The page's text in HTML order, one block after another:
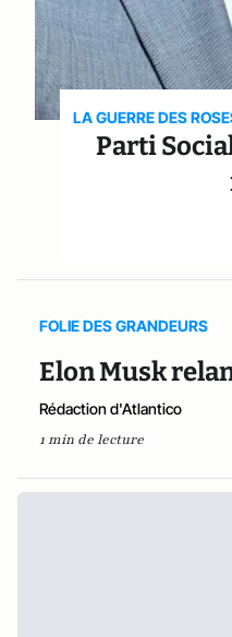
LA GUERRE DES
Parti
FOLIE DES GRANDEURS
Elon Musk
Rédaction d'Atlantico
1 min de lecture